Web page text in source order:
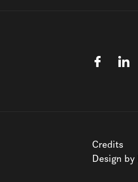
Credits
Design by